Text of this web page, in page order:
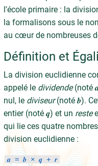
l'école primaire : la
la formalisons sous le
au cœur de nombreuses
Définition et
La division euclidienne
appelé le dividende(noté
nul, le diviseur(noté 𝒃).
entier (noté 𝒒) et un reste
qui lie ces quatre
division euclidienne :
𝒂 = 𝒃 × 𝒒 + 𝒓